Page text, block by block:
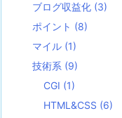
ブログ収益化 (3)
ポイント (8)
マイル (1)
技術系 (9)
CGI (1)
HTML&CSS (6)